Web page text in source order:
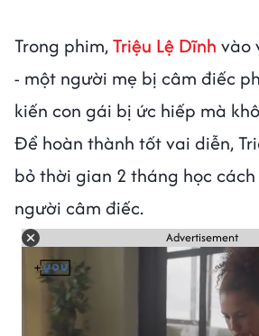
Trong phim,Triệu Lệ Dĩnh vào
- một người mẹ bị câm điếc
kiến con gái bị ức hiếp mà
Để hoàn thành tốt vai diễn,
bỏ thời gian 2 tháng học
người câm điếc.
Advertisement